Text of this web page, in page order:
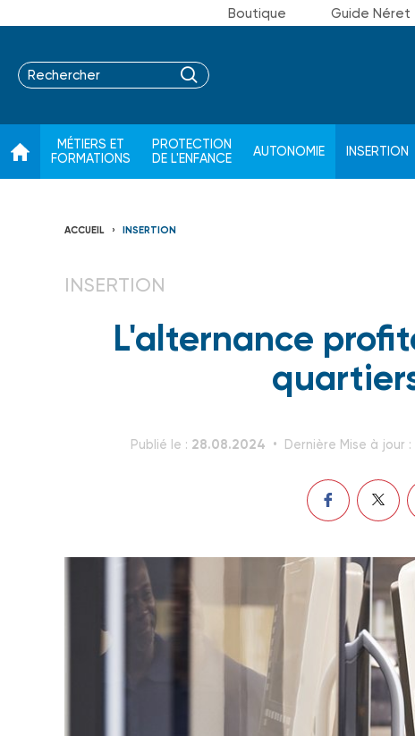
Boutique Guide Néret
MÉTIERS ET
FORMATIONS
PROTECTION
DE L'ENFANCE
AUTONOMIE INSERTION
ACCUEIL INSERTION
INSERTION
L'alternance
Publié le : 28.08.2024 Dernière Mise à jour :